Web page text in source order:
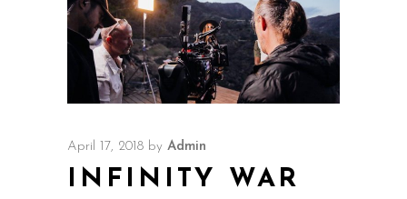
April 17, 2018 by Admin
INFINITY WAR